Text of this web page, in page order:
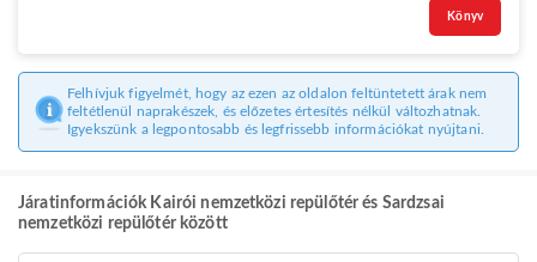
Könyv
Felhívjuk figyelmét, hogy az ezen az oldalon feltüntetett árak nem
feltétlenül naprakészek, és előzetes értesítés nélkül változhatnak.
Igyekszünk a legpontosabb és legfrissebb információkat nyújtani.
Járatinformációk Kairói nemzetközi repülőtér és Sardzsai
nemzetközi repülőtér között